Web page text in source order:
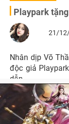
Playpark
21/
Nhân dịp Võ
độc giả
dẫn.